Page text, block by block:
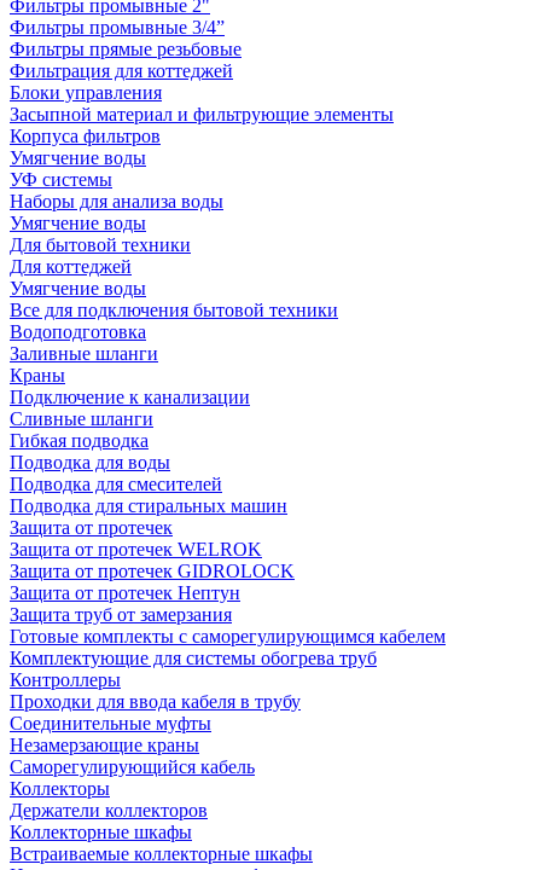
Фильтры промывные 2"
Фильтры промывные 3/4”
Фильтры прямые резьбовые
Фильтрация для коттеджей
Блоки управления
Засыпной материал и фильтрующие элементы
Корпуса фильтров
Умягчение воды
УФ системы
Наборы для анализа воды
Умягчение воды
Для бытовой техники
Для коттеджей
Умягчение воды
Все для подключения бытовой техники
Водоподготовка
Заливные шланги
Краны
Подключение к канализации
Сливные шланги
Гибкая подводка
Подводка для воды
Подводка для смесителей
Подводка для стиральных машин
Защита от протечек
Защита от протечек WELROK
Защита от протечек GIDROLOCK
Защита от протечек Нептун
Защита труб от замерзания
Готовые комплекты с саморегулирующимся кабелем
Комплектующие для системы обогрева труб
Контроллеры
Проходки для ввода кабеля в трубу
Соединительные муфты
Незамерзающие краны
Саморегулирующийся кабель
Коллекторы
Держатели коллекторов
Коллекторные шкафы
Встраиваемые коллекторные шкафы